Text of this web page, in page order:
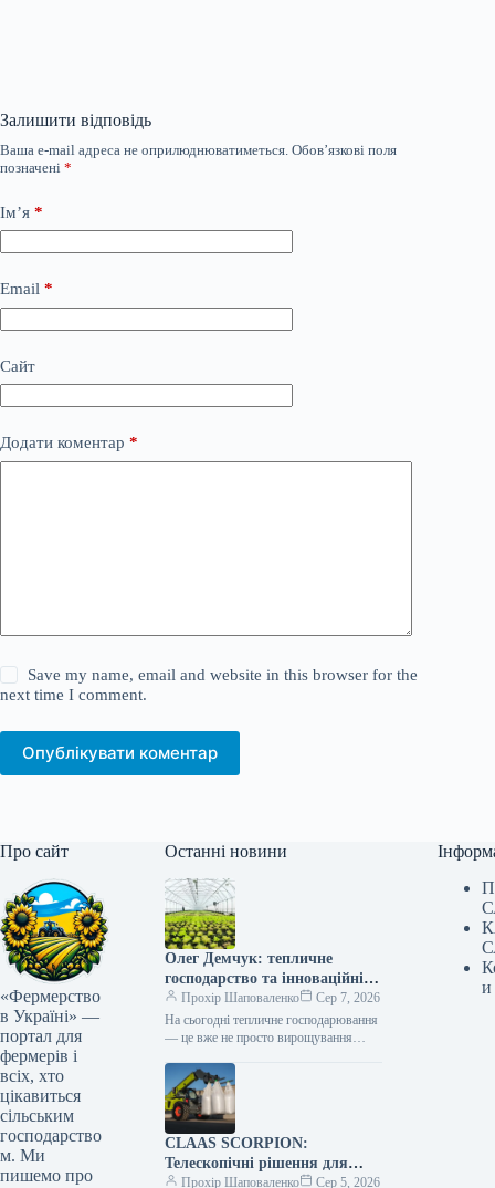
Залишити відповідь
Ваша e-mail адреса не оприлюднюватиметься. Обов’язкові поля
позначені *
Ім’я *
Email *
Сайт
Додати коментар *
Save my name, email and website in this browser for the
next time I comment.
Опублікувати коментар
Про сайт
«Фермерство
в Україні» —
портал для
фермерів і
всіх, хто
цікавиться
сільським
господарство
м. Ми
пишемо про
Останні новини
Олег Демчук: тепличне
господарство та інноваційні
центри в Україні
Прохір Шаповаленко
Сер 7, 2026
На сьогодні тепличне господарювання
— це вже не просто вирощування
технологій та цифрових інструментів,
що…
CLAAS SCORPION:
Телескопічні рішення для
ефективного агрологістичного
Прохір Шаповаленко Сер 5, 2026
и